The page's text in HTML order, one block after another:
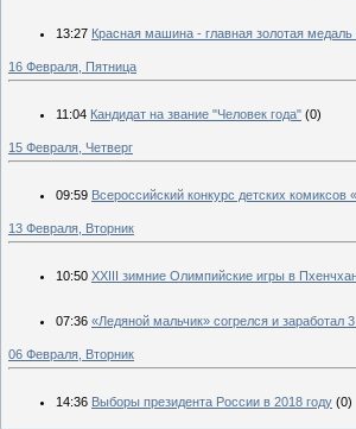
13:27 Красная машина - главная золотая
16 Февраля, Пятница
11:04 Кандидат на звание "Человек года" (0)
15 Февраля, Четверг
09:59 Всероссийский конкурс детских комиксов
13 Февраля, Вторник
10:50 XXIII зимние Олимпийские игры в
07:36 «Ледяной мальчик» согрелся и заработал
06 Февраля, Вторник
14:36 Выборы президента России в 2018 году (0)